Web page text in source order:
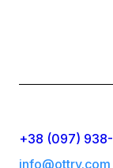
+38 (097)
info@ottry.com